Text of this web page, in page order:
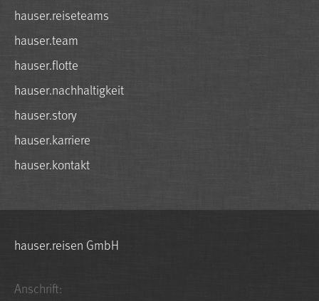
hauser.reiseteams
hauser.team
hauser.flotte
hauser.nachhaltigkeit
hauser.story
hauser.karriere
hauser.kontakt
hauser.reisen GmbH
Anschrift: